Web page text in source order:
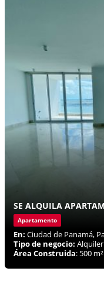
SE ALQUILA
Apartamento
En: Ciudad de Panamá,
Tipo de negocio: Alquiler
Área Construida: 500 m²